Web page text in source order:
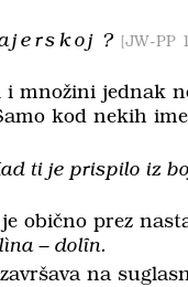
? JW-PP
i množini jednak
kod nekih
ti je prispilo iz
je obično prez
– dolȋn.
na